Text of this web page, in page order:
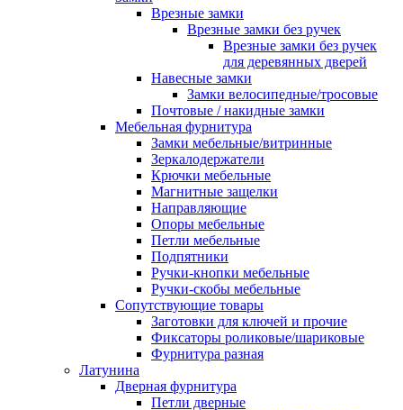
Врезные замки
Врезные замки без ручек
Врезные замки без ручек
для деревянных дверей
Навесные замки
Замки велосипедные/тросовые
Почтовые / накидные замки
Мебельная фурнитура
Замки мебельные/витринные
Зеркалодержатели
Крючки мебельные
Магнитные защелки
Направляющие
Опоры мебельные
Петли мебельные
Подпятники
Ручки-кнопки мебельные
Ручки-скобы мебельные
Сопутствующие товары
Заготовки для ключей и прочие
Фиксаторы роликовые/шариковые
Фурнитура разная
Латунина
Дверная фурнитура
Петли дверные